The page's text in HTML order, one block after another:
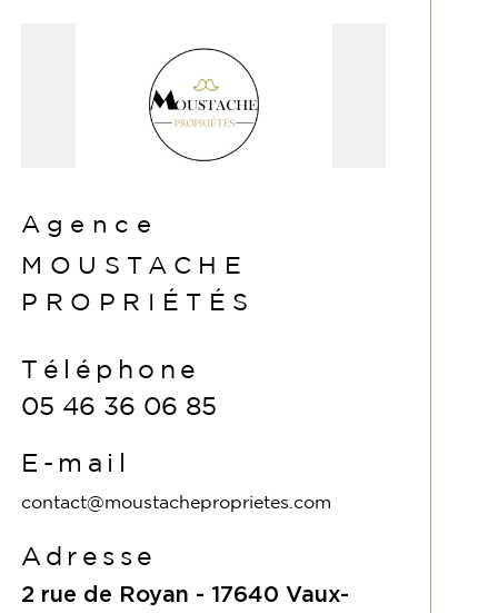
Agence
MOUSTACHE
PROPRIÉTÉS
Téléphone
05 46 36 06 85
E-mail
contact@moustacheproprietes.com
Adresse
2 rue de Royan - 17640 Vaux-